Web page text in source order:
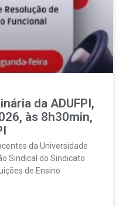
da ADUFPI,
às 8h30min,
da Universidade
Sindical do Sindicato
de Ensino